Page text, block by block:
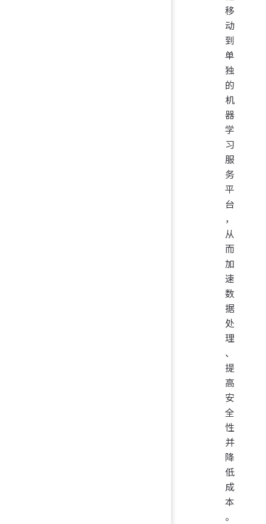
移
动
到
单
独
的
机
器
学
习
服
务
平
台
，
从
而
加
速
数
据
处
理
、
提
高
安
全
性
并
降
低
成
本
。